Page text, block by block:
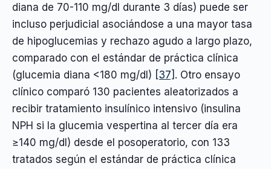
diana de 70-110 mg/dl durante 3 días) puede ser
incluso perjudicial asociándose a una mayor tasa
de hipoglucemias y rechazo agudo a largo plazo,
comparado con el estándar de práctica clínica
(glucemia diana <180 mg/dl) [37] . Otro ensayo
clínico comparó 130 pacientes aleatorizados a
recibir tratamiento insulínico intensivo (insulina
NPH si la glucemia vespertina al tercer día era
≥140 mg/dl) desde el posoperatorio, con 133
tratados según el estándar de práctica clínica